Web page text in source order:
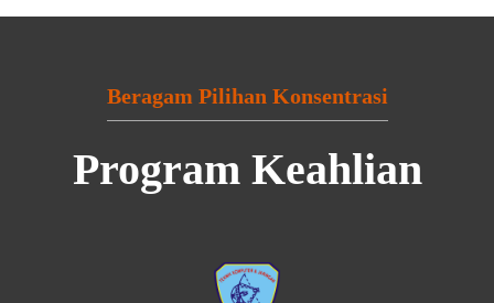
Beragam Pilihan Konsentrasi
Program Keahlian